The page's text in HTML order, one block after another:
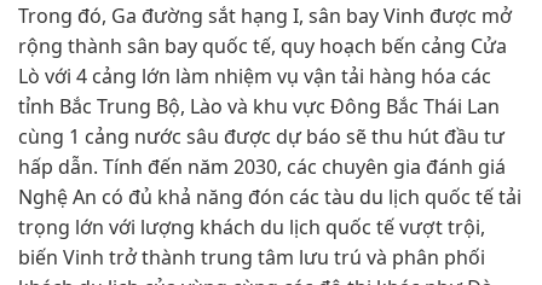
Trong đó, Ga đường sắt hạng I, sân bay Vinh được mở
rộng thành sân bay quốc tế, quy hoạch bến cảng Cửa
Lò với 4 cảng lớn làm nhiệm vụ vận tải hàng hóa các
tỉnh Bắc Trung Bộ, Lào và khu vực Đông Bắc Thái Lan
cùng 1 cảng nước sâu được dự báo sẽ thu hút đầu tư
hấp dẫn. Tính đến năm 2030, các chuyên gia đánh giá
Nghệ An có đủ khả năng đón các tàu du lịch quốc tế tải
trọng lớn với lượng khách du lịch quốc tế vượt trội,
biến Vinh trở thành trung tâm lưu trú và phân phối